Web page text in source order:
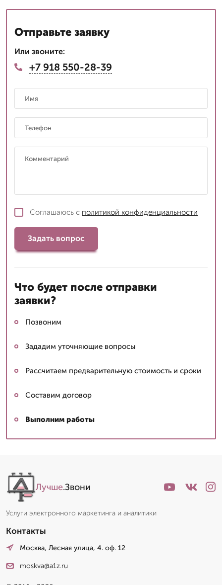
Отправьте заявку
Или звоните:
+7 918 550-28-39
Соглашаюсь с политикой конфиденциальности
Задать вопрос
Что будет после отправки
заявки?
Позвоним
Зададим уточняющие вопросы
Рассчитаем предварительную стоимость и сроки
Составим договор
Выполним работы
Лучше.Звони
Услуги электронного маркетинга и аналитики
Контакты
Москва, Лесная улица, 4. оф. 12
moskva@a1z.ru